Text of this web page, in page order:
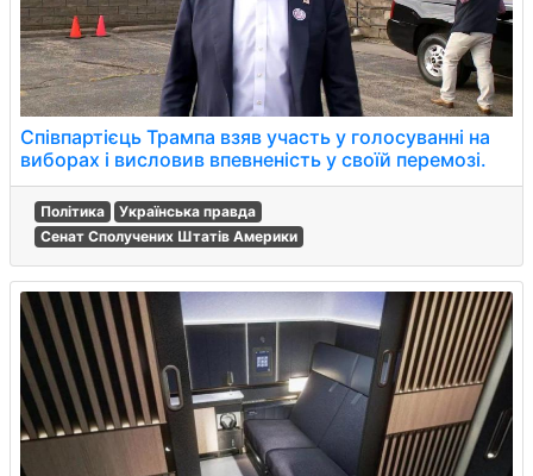
Співпартієць Трампа взяв участь у голосуванні на
виборах і висловив впевненість у своїй перемозі.
Політика
Українська правда
Сенат Сполучених Штатів Америки